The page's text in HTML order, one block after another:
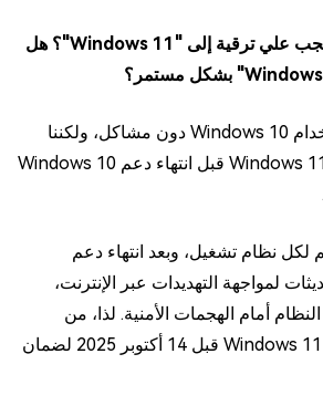
السؤال الأول: متى يجب علي ترقية إلى "Windows 11"؟ هل
يمكنك استمرار استخدام Windows 10 دون مشاكل، ولكننا
نوصي بالترقية إلى Windows 11 قبل انتهاء دعم Windows 10
لكل نظام تشغيل، وبعد انتهاء دعم
لمواجهة التهديدات عبر الإنترنت،
أمام الهجمات الأمنية. لذا، من
الأفضل الانتقال إلى Windows 11 قبل 14 أكتوبر 2025 لضمان